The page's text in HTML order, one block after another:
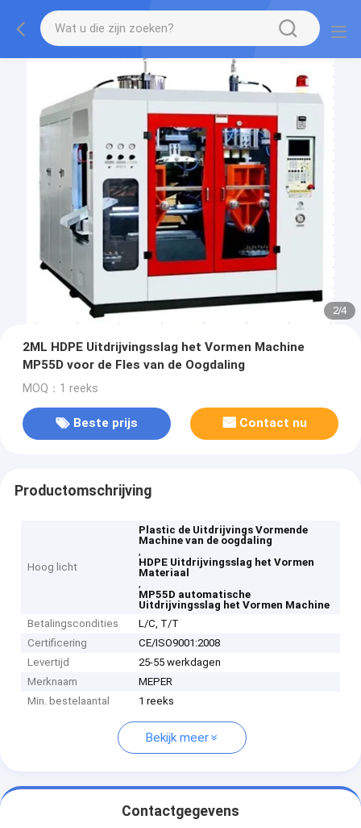
2/4
2ML HDPE Uitdrijvingsslag het Vormen Machine
MP55D voor de Fles van de Oogdaling
MOQ：1 reeks
Beste prijs Contact nu
Productomschrijving
Hoog licht
Plastic de Uitdrijvings Vormende
Machine van de oogdaling
,
HDPE Uitdrijvingsslag het Vormen
Materiaal
,
MP55D automatische
Uitdrijvingsslag het Vormen Machine
Betalingscondities
L/C, T/T
Certificering
CE/ISO9001:2008
Levertijd
25-55 werkdagen
Merknaam
MEPER
Min. bestelaantal
1 reeks
Bekijk meer
Contactgegevens